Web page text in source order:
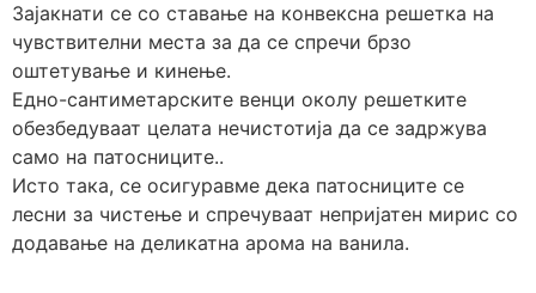
Зајакнати се со ставање на конвексна решетка на
чувствителни места за да се спречи брзо
оштетување и кинење.
Едно-сантиметарските венци околу решетките
обезбедуваат целата нечистотија да се задржува
само на патосниците..
Исто така, се осигуравме дека патосниците се
лесни за чистење и спречуваат непријатен мирис со
додавање на деликатна арома на ванила.